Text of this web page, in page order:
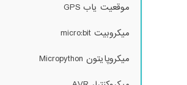
موقعیت یاب GPS
میکروبیت micro:bit
میکروپایتون Micropython